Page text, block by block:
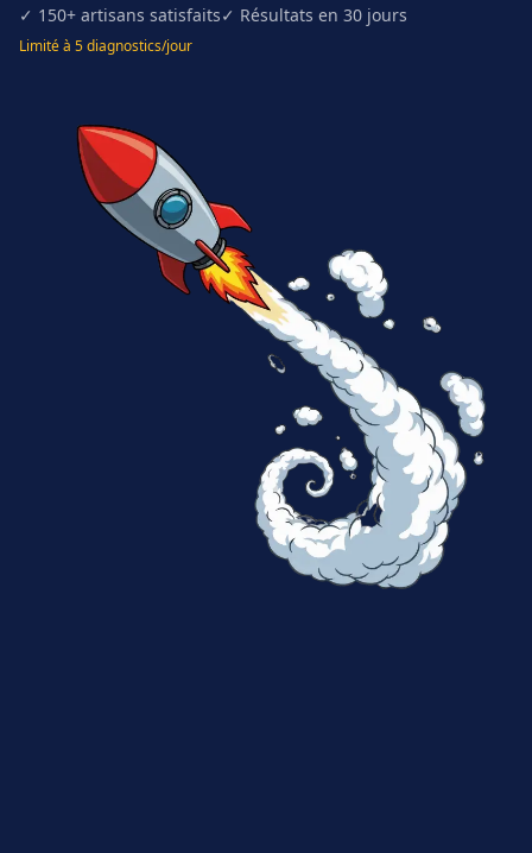
✓ 150+ artisans satisfaits✓ Résultats en 30 jours
Limité à 5 diagnostics/jour